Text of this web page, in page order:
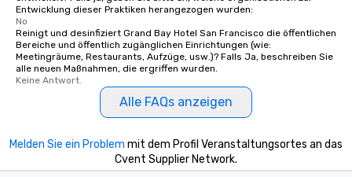
Entwicklung dieser Praktiken herangezogen wurden:
No
Reinigt und desinfiziert Grand Bay Hotel San Francisco die öffentlichen
Bereiche und öffentlich zugänglichen Einrichtungen (wie:
Meetingräume, Restaurants, Aufzüge, usw.)? Falls Ja, beschreiben Sie
alle neuen Maßnahmen, die ergriffen wurden.
Keine Antwort.
Alle FAQs anzeigen
Melden Sie ein Problem mit dem Profil Veranstaltungsortes an das
Cvent Supplier Network.